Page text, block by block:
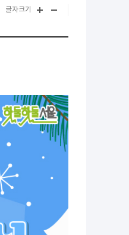
글자크기